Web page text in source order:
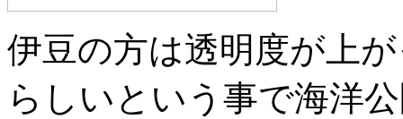
伊豆の方は透明度が上
らしいという事で海洋